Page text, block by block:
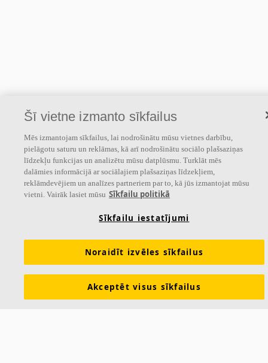
Šī vietne izmanto sīkfailus
Mēs izmantojam sīkfailus, lai nodrošinātu mūsu vietnes darbību,
pielāgotu saturu un reklāmas, kā arī nodrošinātu sociālo plašsaziņas
līdzekļu funkcijas un analizētu mūsu datplūsmu. Turklāt mēs
dalāmies informācijā ar sociālajiem plašsaziņas līdzekļiem,
reklāmdevējiem un analīzes partneriem par to, kā jūs izmantojat mūsu
vietni. Vairāk lasiet mūsu Sīkfailu politikā
Sīkfailu iestatījumi
Noraidīt izvēles sīkfailus
Akceptēt visus sīkfailus